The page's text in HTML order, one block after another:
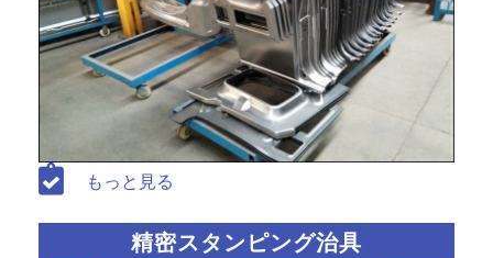
もっと見る
精密スタンピング治具